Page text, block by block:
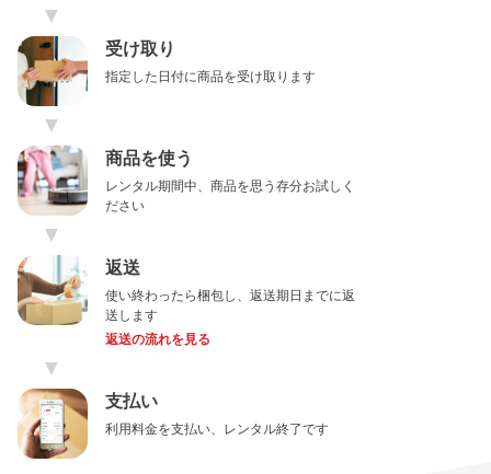
▼
受け取り
指定した日付に商品を受け取ります
▼
商品を使う
レンタル期間中、商品を思う存分お試しく
ださい
▼
返送
使い終わったら梱包し、返送期日までに返
送します
返送の流れを見る
▼
支払い
利用料金を支払い、レンタル終了です